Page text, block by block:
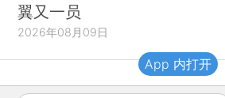
翼又一员
2026年08月09日
App 内打开